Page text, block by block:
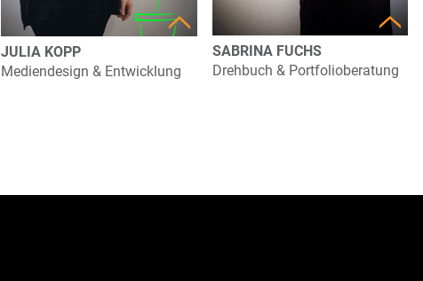
JULIA KOPP
Mediendesign & Entwicklung
SABRINA FUCHS
Drehbuch & Portfolioberatung